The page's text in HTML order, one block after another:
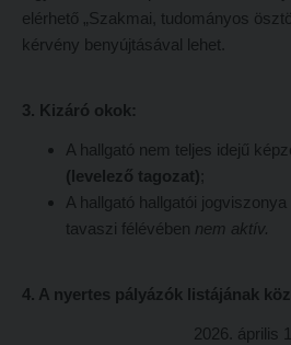
KUTATÁS
Tehetséggondozás
Tudományos diákköri tevékenység
PedKaszt – Bethlen-pályázat
Kari kutatási pályázatok
FELVÉTELIZŐKNEK
Budapesti képzési hely
Gyakorlati képzés
Tehetséggondozás
Tudományos diákköri tevékenység
elérhető „Szakmai, tudományos
kérvény benyújtásával lehet.
3. Kizáró okok:
A hallgató nem teljes idejű
(levelező tagozat)
A hallgató hallgatói
tavaszi félévében nem aktív.
4. A nyertes pályázók listájának
2026. április 1.